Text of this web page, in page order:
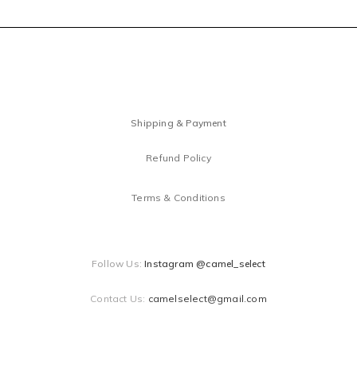
Shipping & Payment
Refund Policy
Terms & Conditions
Follow Us:Instagram @camel_select
Contact Us: camelselect@gmail.com